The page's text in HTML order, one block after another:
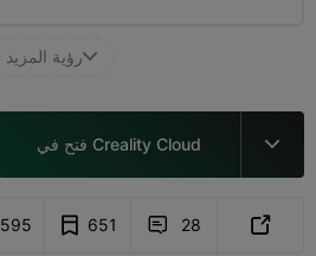
رؤية المزيد
فتح في Creality Cloud 
595 651  28 